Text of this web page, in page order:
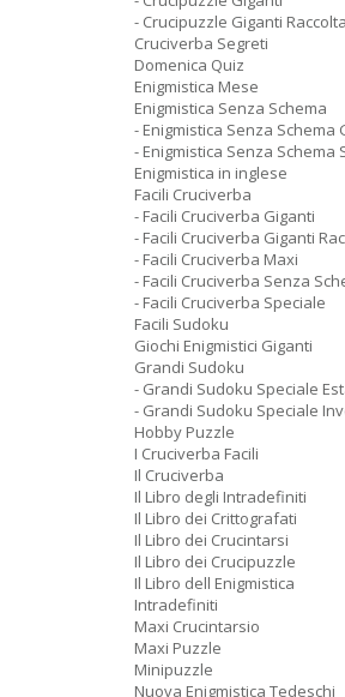
- Crucipuzzle Giganti Raccolta
Cruciverba Segreti
Domenica Quiz
Enigmistica Mese
Enigmistica Senza Schema
- Enigmistica Senza Schema
- Enigmistica Senza Schema
Enigmistica in inglese
Facili Cruciverba
- Facili Cruciverba Giganti
- Facili Cruciverba Giganti
- Facili Cruciverba Maxi
- Facili Cruciverba Senza
- Facili Cruciverba Speciale
Facili Sudoku
Giochi Enigmistici Giganti
Grandi Sudoku
- Grandi Sudoku Speciale
- Grandi Sudoku Speciale
Hobby Puzzle
I Cruciverba Facili
Il Cruciverba
Il Libro degli Intradefiniti
Il Libro dei Crittografati
Il Libro dei Crucintarsi
Il Libro dei Crucipuzzle
Il Libro dell Enigmistica
Intradefiniti
Maxi Crucintarsio
Maxi Puzzle
Minipuzzle
Nuova Enigmistica Tedeschi